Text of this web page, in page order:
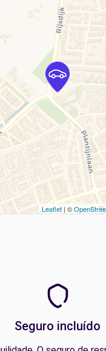
Leaflet | ©
Seguro incluído